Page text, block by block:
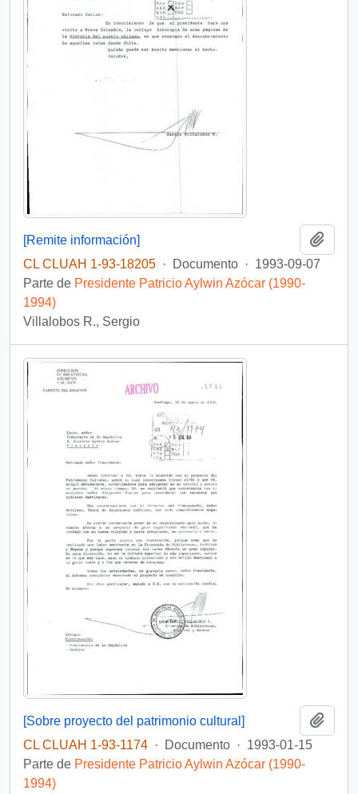
[Remite información]
CL CLUAH 1-93-18205 · Documento · 1993-09-07
Parte de Presidente Patricio Aylwin Azócar (1990-
1994)
Villalobos R., Sergio
[Sobre proyecto del patrimonio cultural]
CL CLUAH 1-93-1174 · Documento · 1993-01-15
Parte de Presidente Patricio Aylwin Azócar (1990-
1994)